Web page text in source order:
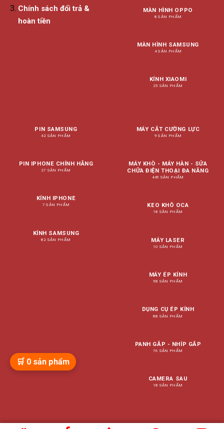
Chính sách đổi trả &
hoàn tiền
MÀN HÌNH OPPO
8 SẢN PHẨM
MÀN HÌNH SAMSUNG
4 SẢN PHẨM
KÍNH XIAOMI
25 SẢN PHẨM
PIN SAMSUNG
42 SẢN PHẨM
PIN IPHONE CHÍNH HÃNG
27 SẢN PHẨM
KÍNH IPHONE
7 SẢN PHẨM
KÍNH SAMSUNG
82 SẢN PHẨM
MÁY CẮT CƯỜNG LỰC
9 SẢN PHẨM
MÁY KHÒ - MÁY HÀN - SỬA
CHỮA ĐIỆN THOẠI ĐA NĂNG
445 SẢN PHẨM
KEO KHÔ OCA
18 SẢN PHẨM
MÁY LASER
10 SẢN PHẨM
MÁY ÉP KÍNH
58 SẢN PHẨM
DỤNG CỤ ÉP KÍNH
88 SẢN PHẨM
PANH GẮP - NHÍP GẮP
76 SẢN PHẨM
CAMERA SAU
18 SẢN PHẨM
🛒 0 sản phẩm